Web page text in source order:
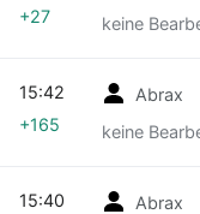
keine
+27
Abrax
keine
15:42
+165
Abrax
15:40